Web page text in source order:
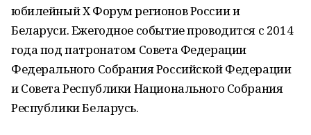
юбилейный X Форум регионов России и
Беларуси. Ежегодное событие проводится с 2014
года под патронатом Совета Федерации
Федерального Собрания Российской Федерации
и Совета Республики Национального Собрания
Республики Беларусь.